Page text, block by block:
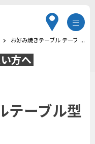
お好み焼きテーブル テーブル型
方へ
テーブル型